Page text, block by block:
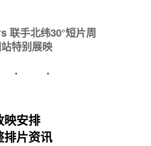
联手北纬30°短片周
特别展映
映安排
排片资讯